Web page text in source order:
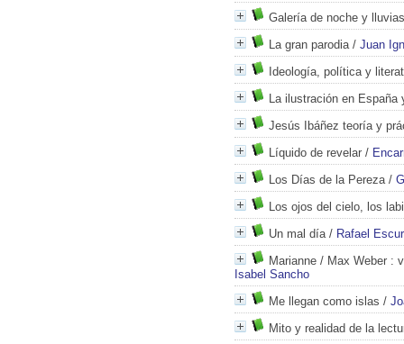
Galería de noche y lluvias
La gran parodia/ Juan
Ideología, política y
La ilustración en España
Jesús Ibáñez teoría y
Líquido de revelar /
Los Días de la Pereza/
Los ojos del cielo, los
Un mal día/ Rafael
Marianne / Max Weber :
Isabel Sancho
Me llegan como islas /
Mito y realidad de la